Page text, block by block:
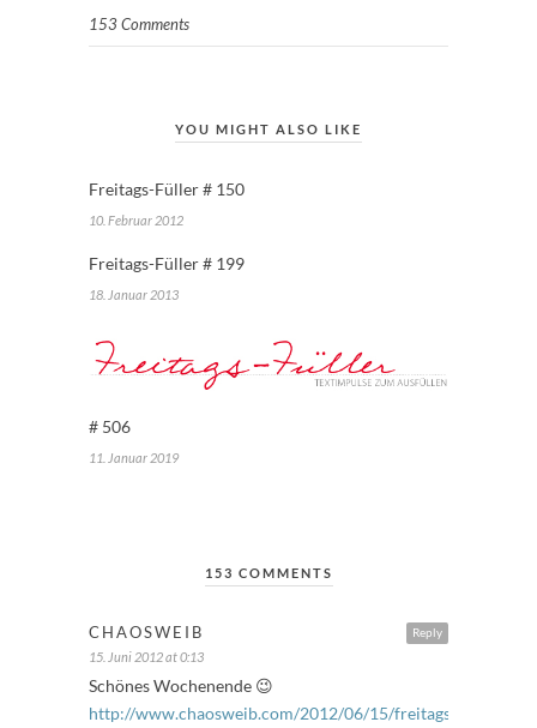
153 Comments
YOU MIGHT ALSO LIKE
Freitags-Füller # 150
10. Februar 2012
Freitags-Füller # 199
18. Januar 2013
# 506
11. Januar 2019
153 COMMENTS
Reply
CHAOSWEIB
15. Juni 2012 at 0:13
Schönes Wochenende 😉
http://www.chaosweib.com/2012/06/15/freitags-